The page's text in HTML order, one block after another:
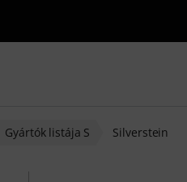
Gyártók listája S Silverstein